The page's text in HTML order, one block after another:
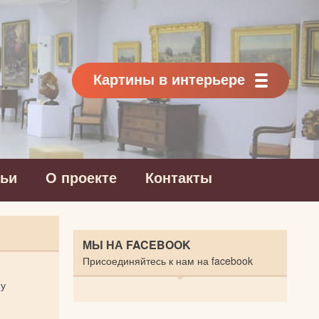
Картины в интерьере
О проекте Контакты
МЫ НА FACEBOOK
Присоединяйтесь к нам на facebook